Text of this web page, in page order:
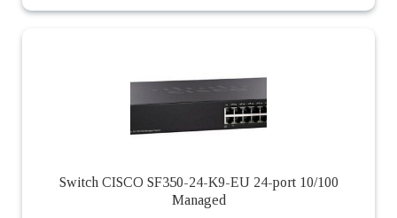
Switch CISCO SF350-24-K9-EU 24-port 10/100
Managed